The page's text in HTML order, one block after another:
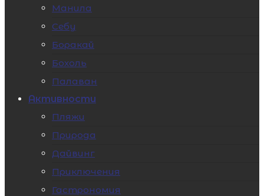
Манила
Себу
Боракай
Бохоль
Палаван
Активности
Пляжи
Природа
Дайвинг
Приключения
Гастрономия